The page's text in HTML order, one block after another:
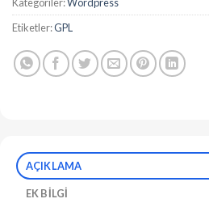
Etiketler:GPL
AÇIKLAMA
EK BILGI